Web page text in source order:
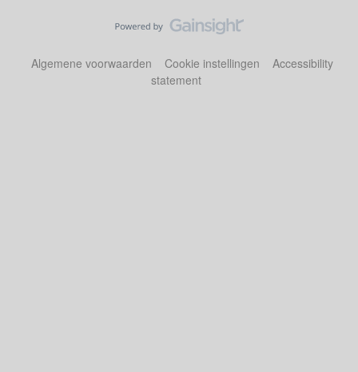
Algemene voorwaarden Cookie instellingen
Accessibility
statement